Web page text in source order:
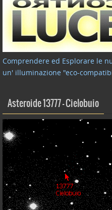
Comprendere ed Esplorare le
un' illuminazione "eco-
Asteroide 13777 – Cielobuio